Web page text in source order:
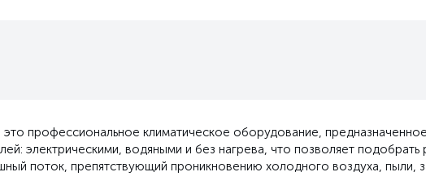
профессиональное климатическое оборудование,
электрическими, водяными и без нагрева, что позволяет
поток, препятствующий проникновению холодного воздуха, пыли,